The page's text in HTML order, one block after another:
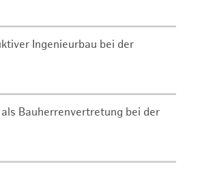
Ingenieurbau bei der
Bauherrenvertretung bei der